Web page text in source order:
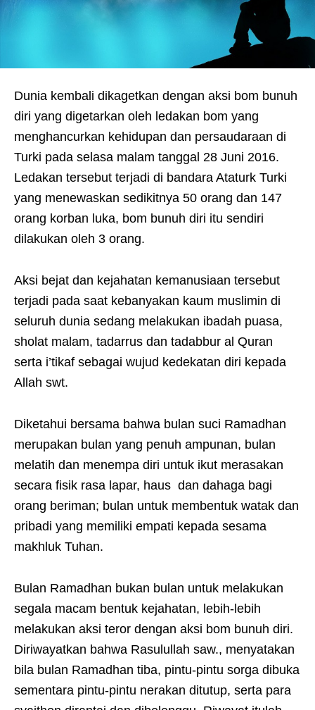
Dunia kembali dikagetkan dengan aksi bom bunuh
diri yang digetarkan oleh ledakan bom yang
menghancurkan kehidupan dan persaudaraan di
Turki pada selasa malam tanggal 28 Juni 2016.
Ledakan tersebut terjadi di bandara Ataturk Turki
yang menewaskan sedikitnya 50 orang dan 147
orang korban luka, bom bunuh diri itu sendiri
dilakukan oleh 3 orang.
Aksi bejat dan kejahatan kemanusiaan tersebut
terjadi pada saat kebanyakan kaum muslimin di
seluruh dunia sedang melakukan ibadah puasa,
sholat malam, tadarrus dan tadabbur al Quran
serta i’tikaf sebagai wujud kedekatan diri kepada
Allah swt.
Diketahui bersama bahwa bulan suci Ramadhan
merupakan bulan yang penuh ampunan, bulan
melatih dan menempa diri untuk ikut merasakan
secara fisik rasa lapar, haus dan dahaga bagi
orang beriman; bulan untuk membentuk watak dan
pribadi yang memiliki empati kepada sesama
makhluk Tuhan.
Bulan Ramadhan bukan bulan untuk melakukan
segala macam bentuk kejahatan, lebih-lebih
melakukan aksi teror dengan aksi bom bunuh diri.
Diriwayatkan bahwa Rasulullah saw., menyatakan
bila bulan Ramadhan tiba, pintu-pintu sorga dibuka
sementara pintu-pintu nerakan ditutup, serta para